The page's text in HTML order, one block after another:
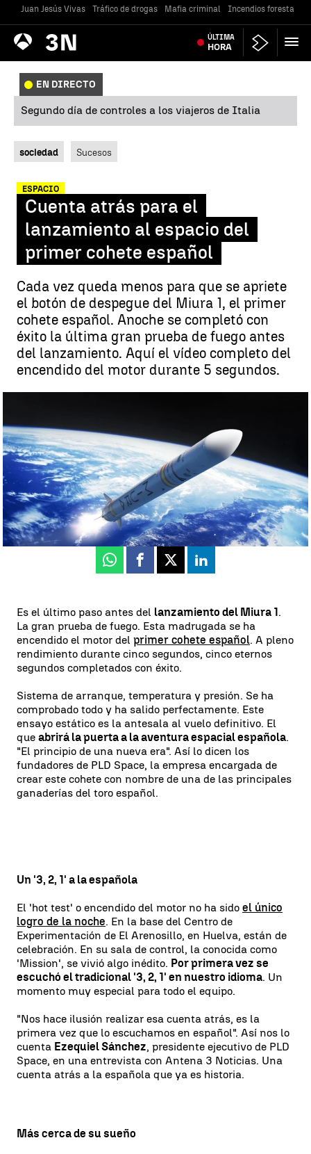
Juan Jesús Vivas Tráfico de drogas Mafia criminal Incendios forestales
Antena
3 Noticias ÚLTIMA
HORA
EN DIRECTO
Segundo día de controles a los viajeros de Italia
sociedad Sucesos
ESPACIO
Cuenta atrás para el
lanzamiento al espacio del
primer cohete español
Cada vez queda menos para que se apriete
el botón de despegue del Miura 1, el primer
cohete español. Anoche se completó con
éxito la última gran prueba de fuego antes
del lanzamiento. Aquí el vídeo completo del
encendido del motor durante 5 segundos.
Vicente Ibáñez
Publicado:18 de mayo de 2023, 16:33
Whatsapp
Facebook
X Linkedin
Es el último paso antes del lanzamiento del Miura 1.
La gran prueba de fuego. Esta madrugada se ha
encendido el motor del primer cohete español. A pleno
rendimiento durante cinco segundos, cinco eternos
segundos completados con éxito.
Sistema de arranque, temperatura y presión. Se ha
comprobado todo y ha salido perfectamente. Este
ensayo estático es la antesala al vuelo definitivo. El
que abrirá la puerta a la aventura espacial española.
"El principio de una nueva era". Así lo dicen los
fundadores de PLD Space, la empresa encargada de
crear este cohete con nombre de una de las principales
ganaderías del toro español.
Un '3, 2, 1' a la española
El 'hot test' o encendido del motor no ha sido el único
logro de la noche. En la base del Centro de
Experimentación de El Arenosillo, en Huelva, están de
celebración. En su sala de control, la conocida como
'Mission', se vivió algo inédito. Por primera vez se
escuchó el tradicional '3, 2, 1' en nuestro idioma. Un
momento muy especial para todo el equipo.
"Nos hace ilusión realizar esa cuenta atrás, es la
primera vez que lo escuchamos en español". Así nos lo
cuenta Ezequiel Sánchez, presidente ejecutivo de PLD
Space, en una entrevista con Antena 3 Noticias. Una
cuenta atrás a la española que ya es historia.
Más cerca de su sueño